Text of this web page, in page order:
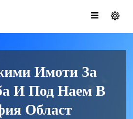
Имоти За
И Под Наем В
Област